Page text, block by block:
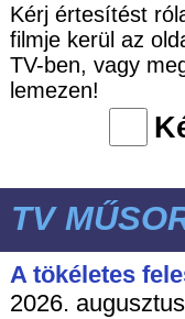
Kérj értesítést
filmje kerül az
TV-ben, vagy
lemezen!
TV
A tökéletes
2026.